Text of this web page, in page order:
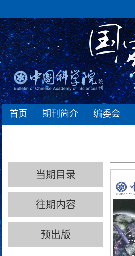
首页 期刊简介 编委会
当期目录
往期内容
预出版